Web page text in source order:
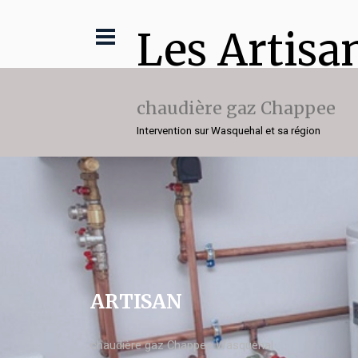
Les
chaudière gaz Chappee
Intervention sur Wasquehal et sa région
ARTISAN
chaudière gaz Chappee Wasquehal